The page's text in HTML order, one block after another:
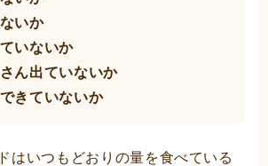
いか
いないか
ん出ていないか
きていないか
はいつもどおりの量を食べている